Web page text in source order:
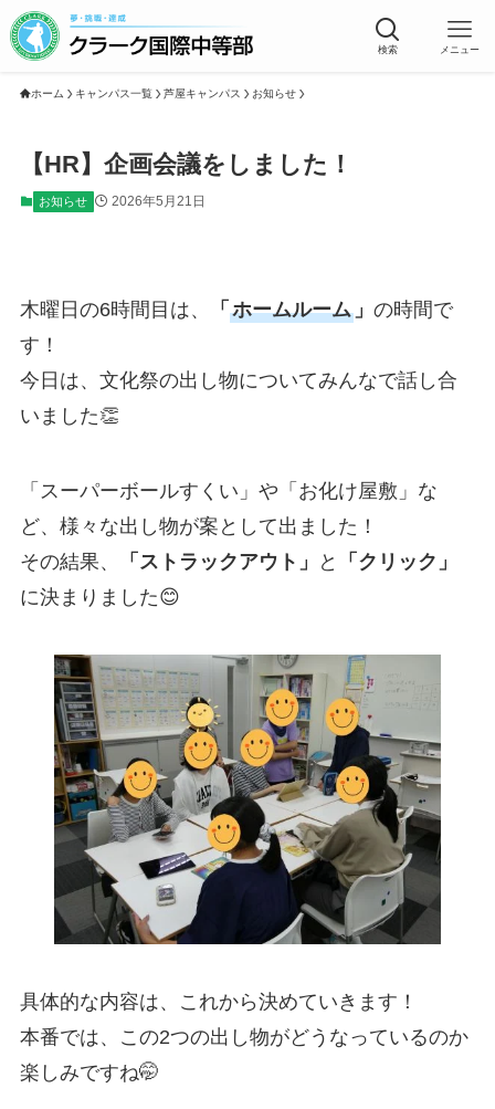
検索 メニュー
ホーム キャンパス一覧 芦屋キャンパス お知らせ
【HR】企画会議をしました！
お知らせ 2026年5月21日
木曜日の6時間目は、 「 ホームルーム」 の時間で
す！
今日は、文化祭の出し物についてみんなで話し合
いました👏
「スーパーボールすくい」や「お化け屋敷」な
ど、様々な出し物が案として出ました！
その結果、
「ストラックアウト」 と
「クリック」
に決まりました😊
具体的な内容は、これから決めていきます！
本番では、この2つの出し物がどうなっているのか
楽しみですね🤭